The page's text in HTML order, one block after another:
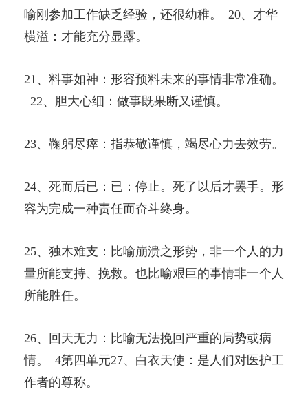
喻刚参加工作缺乏经验，还很幼稚。 20、才华
横溢：才能充分显露。
21、料事如神：形容预料未来的事情非常准确。
22、胆大心细：做事既果断又谨慎。
23、鞠躬尽瘁：指恭敬谨慎，竭尽心力去效劳。
24、死而后已：已：停止。死了以后才罢手。形
容为完成一种责任而奋斗终身。
25、独木难支：比喻崩溃之形势，非一个人的力
量所能支持、挽救。也比喻艰巨的事情非一个人
所能胜任。
26、回天无力：比喻无法挽回严重的局势或病
情。 4第四单元27、白衣天使：是人们对医护工
作者的尊称。